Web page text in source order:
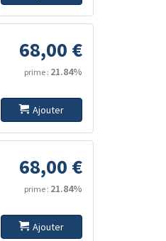
68,00 €
prime : 21.84%
Ajouter
68,00 €
prime : 21.84%
Ajouter